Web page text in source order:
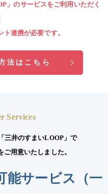
」のサービスをご利用いただく
連携が必要です。
法はこちら
Services
「三井のすまいLOOP」で
用意いたしました。
能サービス（一